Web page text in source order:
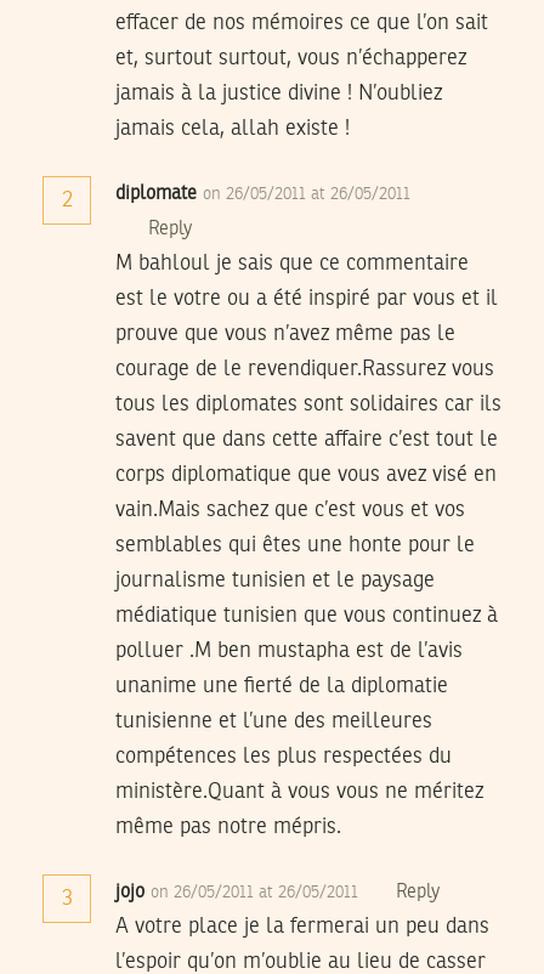
effacer de nos mémoires ce que l’on sait
et, surtout surtout, vous n’échapperez
jamais à la justice divine ! N’oubliez
jamais cela, allah existe !
2 diplomate on 26/05/2011 at 26/05/2011
Reply
M bahloul je sais que ce commentaire
est le votre ou a été inspiré par vous et il
prouve que vous n’avez même pas le
courage de le revendiquer.Rassurez vous
tous les diplomates sont solidaires car ils
savent que dans cette affaire c’est tout le
corps diplomatique que vous avez visé en
vain.Mais sachez que c’est vous et vos
semblables qui êtes une honte pour le
journalisme tunisien et le paysage
médiatique tunisien que vous continuez à
polluer .M ben mustapha est de l’avis
unanime une fierté de la diplomatie
tunisienne et l’une des meilleures
compétences les plus respectées du
ministère.Quant à vous vous ne méritez
même pas notre mépris.
3 jojo on 26/05/2011 at 26/05/2011 Reply
A votre place je la fermerai un peu dans
l’espoir qu’on m’oublie au lieu de casser